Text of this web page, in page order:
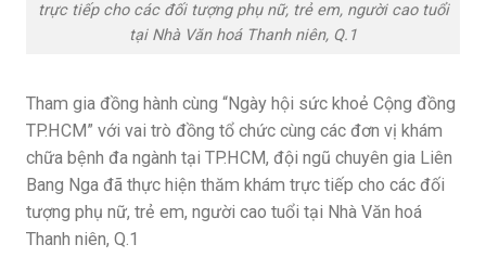
trực tiếp cho các đối tượng phụ nữ, trẻ em, người cao tuổi
tại Nhà Văn hoá Thanh niên, Q.1
Tham gia đồng hành cùng “Ngày hội sức khoẻ Cộng đồng
TP.HCM” với vai trò đồng tổ chức cùng các đơn vị khám
chữa bệnh đa ngành tại TP.HCM, đội ngũ chuyên gia Liên
Bang Nga đã thực hiện thăm khám trực tiếp cho các đối
tượng phụ nữ, trẻ em, người cao tuổi tại Nhà Văn hoá
Thanh niên, Q.1